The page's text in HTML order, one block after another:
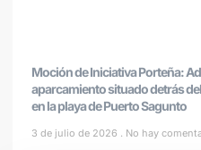
Moción de Iniciativa Porteña:
aparcamiento situado detrás
en la playa de Puerto Sagunto
3 de julio de 2026 No hay